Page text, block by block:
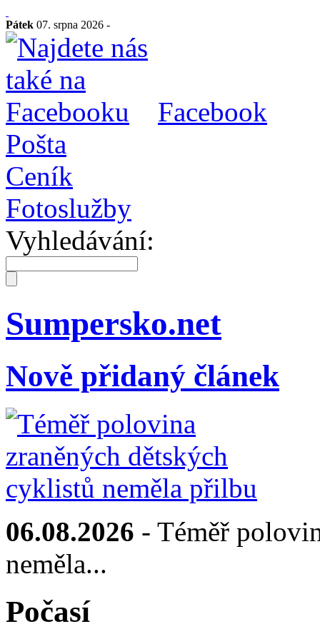
Pátek 07. srpna 2026 -
Facebook
Pošta
Ceník
Fotoslužby
Vyhledávání:
Sumpersko.net
Nově přidaný článek
06.08.2026 - Téměř
neměla...
Počasí